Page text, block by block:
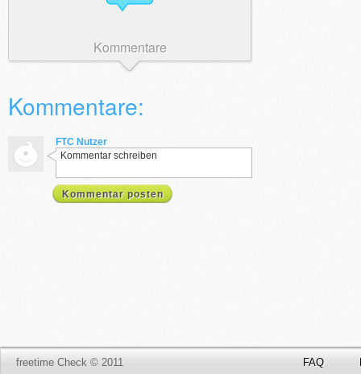
Kommentare
Kommentare:
FTC Nutzer
Kommentar schreiben
Kommentar posten
freetime Check © 2011 FAQ